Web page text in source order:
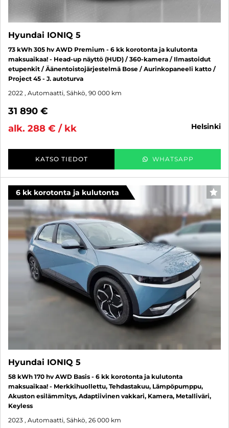
Hyundai IONIQ 5
73 kWh 305 hv AWD Premium - 6 kk korotonta ja kulutonta
maksuaikaa! - Head-up näyttö (HUD) / 360-kamera / Ilmastoidut
etupenkit / Äänentoistojärjestelmä Bose / Aurinkopaneeli katto /
Project 45 - J. autoturva
2022 , Automaatti, Sähkö, 90 000 km
31 890 €
alk. 288 € / kk
helsinki
KATSO TIEDOT WHATSAPP
6 kk korotonta ja kulutonta
Hyundai IONIQ 5
58 kWh 170 hv AWD Basis - 6 kk korotonta ja kulutonta
maksuaikaa! - Merkkihuollettu, Tehdastakuu, Lämpöpumppu,
Akuston esilämmitys, Adaptiivinen vakkari, Kamera, Metalliväri,
Keyless
2023 , Automaatti, Sähkö, 26 000 km